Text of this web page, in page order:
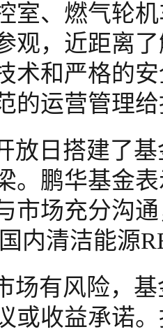
室、燃气轮
观，近距离
术和严格的
的运营管理
放日搭建了
。鹏华基金
市场充分沟
内清洁能源
场有风险，
或收益承诺